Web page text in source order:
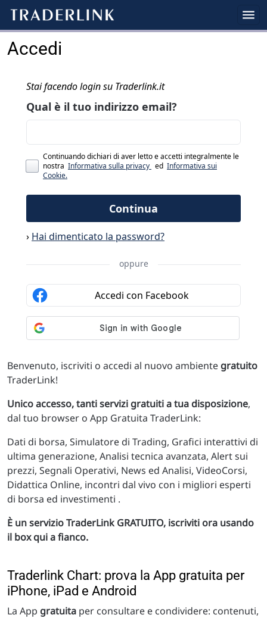
Accedi
Benvenuto, iscriviti o accedi al nuovo ambiente gratuito
TraderLink!
Unico accesso, tanti servizi gratuiti a tua disposizione,
dal tuo browser o App Gratuita TraderLink:
Dati di borsa, Simulatore di Trading, Grafici interattivi di
ultima generazione, Analisi tecnica avanzata, Alert sui
prezzi, Segnali Operativi, News ed Analisi, VideoCorsi,
Didattica Online, incontri dal vivo con i migliori esperti
di borsa ed investimenti .
È un servizio TraderLink GRATUITO, iscriviti ora usando
il box qui a fianco.
Traderlink Chart: prova la App gratuita per
iPhone, iPad e Android
La App gratuita per consultare e condividere: contenuti,